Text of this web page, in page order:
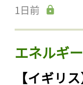
1日前
エネルギ
【イギリ